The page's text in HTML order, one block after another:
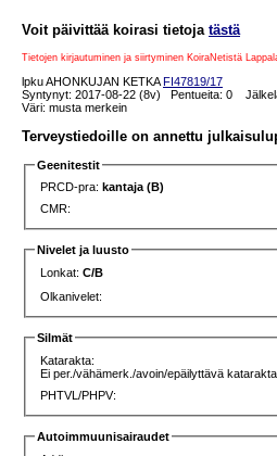
Voit päivittää koirasi tietoja tästä
Tietojen kirjautuminen ja siirtyminen KoiraNetistä
lpku AHONKUJAN KETKAFI47819/17
Syntynyt: 2017-08-22 (8v) Pentueita: 0
Väri: musta merkein
Terveystiedoille on annettu
Geenitestit
PRCD-pra: kantaja (B)
CMR:
Nivelet ja luusto
Lonkat:C/B
Olkanivelet:
Silmät
Katarakta:
Ei per./vähämerk./avoin/epäilyttävä
PHTVL/PHPV:
Autoimmuunisairaudet